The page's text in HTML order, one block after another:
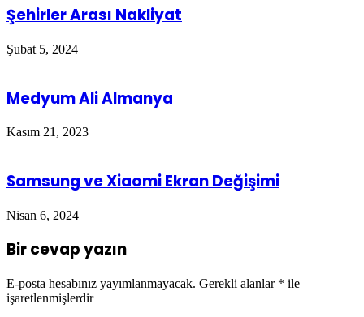
Şehirler Arası Nakliyat
Şubat 5, 2024
Medyum Ali Almanya
Kasım 21, 2023
Samsung ve Xiaomi Ekran Değişimi
Nisan 6, 2024
Bir cevap yazın
E-posta hesabınız yayımlanmayacak. Gerekli alanlar * ile
işaretlenmişlerdir